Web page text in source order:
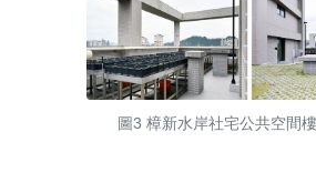
圖3 樟新水岸社宅公共空間